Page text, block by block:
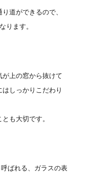
道ができるので、
ります。
上の窓から抜けて
しっかりこだわり
も大切です。
ばれる、ガラスの表